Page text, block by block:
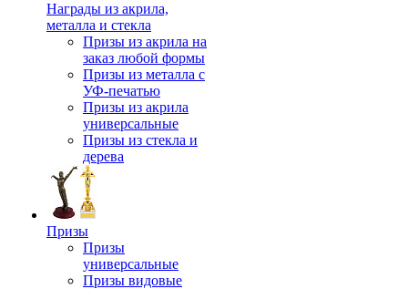
Награды из акрила,
металла и стекла
Призы из акрила на
заказ любой формы
Призы из металла с
УФ-печатью
Призы из акрила
универсальные
Призы из стекла и
дерева
Призы
Призы
универсальные
Призы видовые